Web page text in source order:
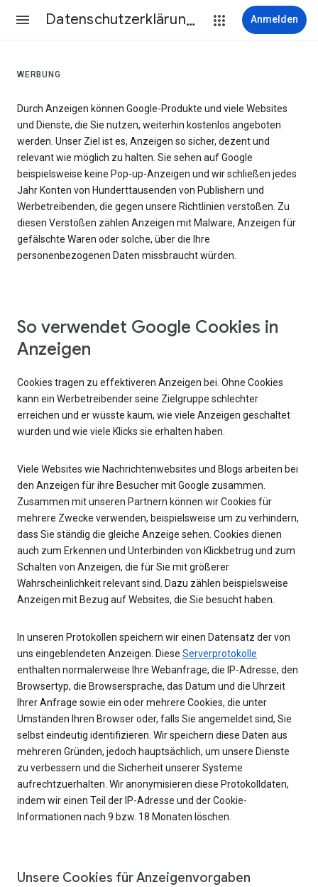
Datenschutzerklärung & Nutzungsbedingungen Anmelden
WERBUNG
Durch Anzeigen können Google-Produkte und viele Websites
und Dienste, die Sie nutzen, weiterhin kostenlos angeboten
werden. Unser Ziel ist es, Anzeigen so sicher, dezent und
relevant wie möglich zu halten. Sie sehen auf Google
beispielsweise keine Pop-up-Anzeigen und wir schließen jedes
Jahr Konten von Hunderttausenden von Publishern und
Werbetreibenden, die gegen unsere Richtlinien verstoßen. Zu
diesen Verstößen zählen Anzeigen mit Malware, Anzeigen für
gefälschte Waren oder solche, über die Ihre
personenbezogenen Daten missbraucht würden.
So verwendet Google Cookies in
Anzeigen
Cookies tragen zu effektiveren Anzeigen bei. Ohne Cookies
kann ein Werbetreibender seine Zielgruppe schlechter
erreichen und er wüsste kaum, wie viele Anzeigen geschaltet
wurden und wie viele Klicks sie erhalten haben.
Viele Websites wie Nachrichtenwebsites und Blogs arbeiten bei
den Anzeigen für ihre Besucher mit Google zusammen.
Zusammen mit unseren Partnern können wir Cookies für
mehrere Zwecke verwenden, beispielsweise um zu verhindern,
dass Sie ständig die gleiche Anzeige sehen. Cookies dienen
auch zum Erkennen und Unterbinden von Klickbetrug und zum
Schalten von Anzeigen, die für Sie mit größerer
Wahrscheinlichkeit relevant sind. Dazu zählen beispielsweise
Anzeigen mit Bezug auf Websites, die Sie besucht haben.
In unseren Protokollen speichern wir einen Datensatz der von
uns eingeblendeten Anzeigen. Diese Serverprotokolle
enthalten normalerweise Ihre Webanfrage, die IP-Adresse, den
Browsertyp, die Browsersprache, das Datum und die Uhrzeit
Ihrer Anfrage sowie ein oder mehrere Cookies, die unter
Umständen Ihren Browser oder, falls Sie angemeldet sind, Sie
selbst eindeutig identifizieren. Wir speichern diese Daten aus
mehreren Gründen, jedoch hauptsächlich, um unsere Dienste
zu verbessern und die Sicherheit unserer Systeme
aufrechtzuerhalten. Wir anonymisieren diese Protokolldaten,
indem wir einen Teil der IP-Adresse und der Cookie-
Informationen nach 9 bzw. 18 Monaten löschen.
Unsere Cookies für Anzeigenvorgaben